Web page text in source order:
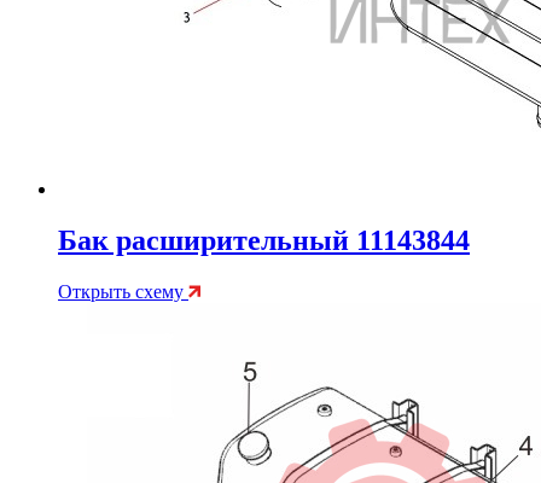
Бак расширительный 11143844
Открыть схему